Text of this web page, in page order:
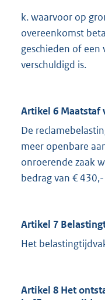
k. waarvoor op
overeenkomst
geschieden of een
verschuldigd is.
Artikel 6 Maatstaf
De
meer openbare
onroerende zaak
bedrag van €
Artikel 7
Het
Artikel 8 Het